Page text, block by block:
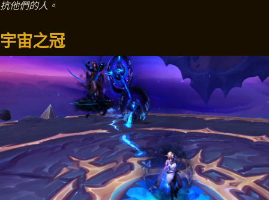
抗他們的人。
宇宙之冠